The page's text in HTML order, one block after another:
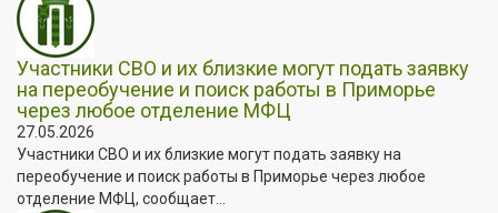
Участники СВО и их близкие могут подать заявку
на переобучение и поиск работы в Приморье
через любое отделение МФЦ
27.05.2026
Участники СВО и их близкие могут подать заявку на
переобучение и поиск работы в Приморье через любое
отделение МФЦ, сообщает...